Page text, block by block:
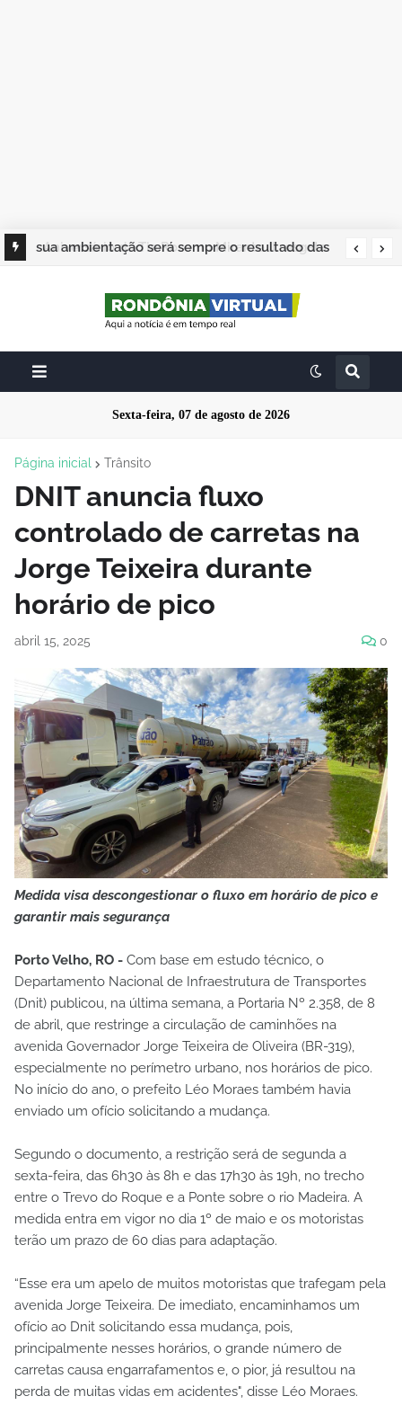
sua ambientação será sempre o resultado das
Sexta-feira, 07 de agosto de 2026
Página inicial Trânsito
DNIT anuncia fluxo
controlado de carretas na
Jorge Teixeira durante
horário de pico
abril 15, 2025 0
Medida visa descongestionar o fluxo em horário de pico e
garantir mais segurança
Porto Velho, RO - Com base em estudo técnico, o
Departamento Nacional de Infraestrutura de Transportes
(Dnit) publicou, na última semana, a Portaria Nº 2.358, de 8
de abril, que restringe a circulação de caminhões na
avenida Governador Jorge Teixeira de Oliveira (BR-319),
especialmente no perímetro urbano, nos horários de pico.
No início do ano, o prefeito Léo Moraes também havia
enviado um ofício solicitando a mudança.
Segundo o documento, a restrição será de segunda a
sexta-feira, das 6h30 às 8h e das 17h30 às 19h, no trecho
entre o Trevo do Roque e a Ponte sobre o rio Madeira. A
medida entra em vigor no dia 1º de maio e os motoristas
terão um prazo de 60 dias para adaptação.
“Esse era um apelo de muitos motoristas que trafegam pela
avenida Jorge Teixeira. De imediato, encaminhamos um
ofício ao Dnit solicitando essa mudança, pois,
principalmente nesses horários, o grande número de
carretas causa engarrafamentos e, o pior, já resultou na
perda de muitas vidas em acidentes", disse Léo Moraes.